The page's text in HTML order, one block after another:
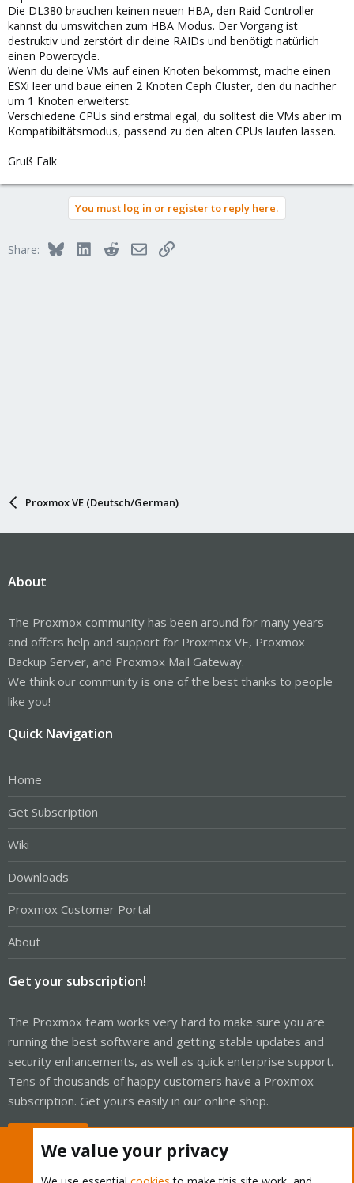
Die DL380 brauchen keinen neuen HBA, den Raid Controller
kannst du umswitchen zum HBA Modus. Der Vorgang ist
destruktiv und zerstört dir deine RAIDs und benötigt natürlich
einen Powercycle.
Wenn du deine VMs auf einen Knoten bekommst, mache einen
ESXi leer und baue einen 2 Knoten Ceph Cluster, den du nachher
um 1 Knoten erweiterst.
Verschiedene CPUs sind erstmal egal, du solltest die VMs aber im
Kompatibiltätsmodus, passend zu den alten CPUs laufen lassen.
Gruß Falk
You must log in or register to reply here.
Share: BlueskyLinkedInRedditEmailLink
Proxmox VE (Deutsch/German)
About
The Proxmox community has been around for many years
and offers help and support for Proxmox VE, Proxmox
Backup Server, and Proxmox Mail Gateway.
We think our community is one of the best thanks to people
like you!
Quick Navigation
Home
Get Subscription
Wiki
Downloads
Proxmox Customer Portal
About
Get your subscription!
The Proxmox team works very hard to make sure you are
running the best software and getting stable updates and
security enhancements, as well as quick enterprise support.
Tens of thousands of happy customers have a Proxmox
subscription. Get yours easily in our online shop.
We value your privacy